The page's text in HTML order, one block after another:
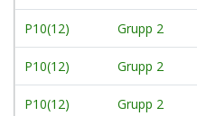
P10(12) Grupp 2
P10(12) Grupp 2
P10(12) Grupp 2